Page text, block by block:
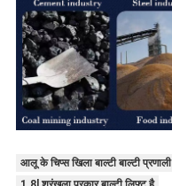
आलू के चिप्स खिला बाल्टी बाल्टी प्रणाली